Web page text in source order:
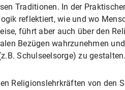
Traditionen. In der
reflektiert, wie und wo
führt aber auch über den
Bezügen wahrzunehmen
Schulseelsorge) zu gestalten.
Religionslehrkräften von den